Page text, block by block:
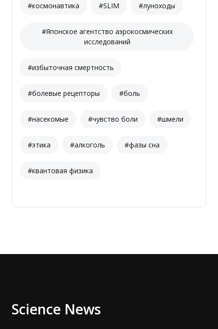
#космонавтика #SLIM #луноходы
#Японское агентство аэрокосмических
исследований
#избыточная смертность
#болевые рецепторы #боль
#насекомые #чувство боли #шмели
#этика #алкоголь #фазы сна
#квантовая физика
Science News